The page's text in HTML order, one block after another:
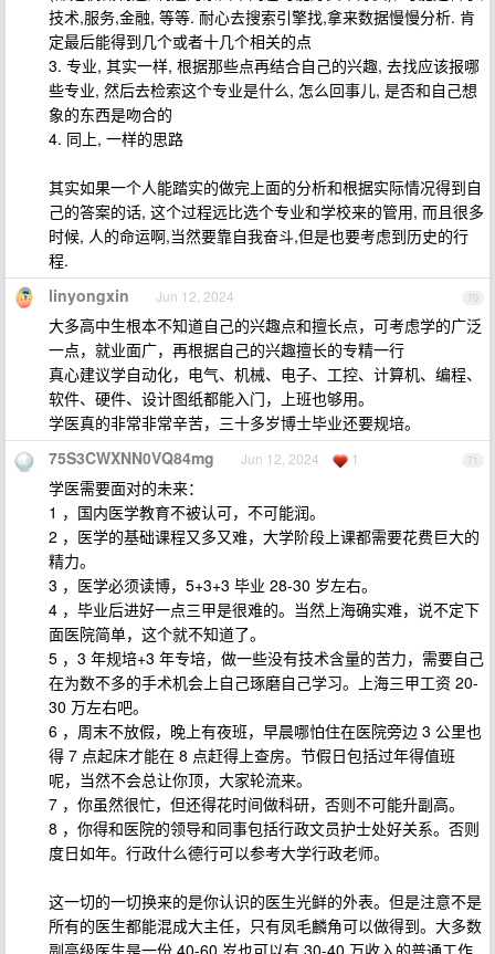
技术,服务,金融, 等等. 耐心去搜索引擎找,拿来数据慢慢分析. 肯
定最后能得到几个或者十几个相关的点
3. 专业, 其实一样, 根据那些点再结合自己的兴趣, 去找应该报哪
些专业, 然后去检索这个专业是什么, 怎么回事儿, 是否和自己想
象的东西是吻合的
4. 同上, 一样的思路
其实如果一个人能踏实的做完上面的分析和根据实际情况得到自
己的答案的话, 这个过程远比选个专业和学校来的管用, 而且很多
时候, 人的命运啊,当然要靠自我奋斗,但是也要考虑到历史的行
程.
70
linyongxin Jun 12, 2024
大多高中生根本不知道自己的兴趣点和擅长点，可考虑学的广泛
一点，就业面广，再根据自己的兴趣擅长的专精一行
真心建议学自动化，电气、机械、电子、工控、计算机、编程、
软件、硬件、设计图纸都能入门，上班也够用。
学医真的非常非常辛苦，三十多岁博士毕业还要规培。
71
75S3CWXNN0VQ84mg Jun 12, 2024 1
学医需要面对的未来：
1 ，国内医学教育不被认可，不可能润。
2 ，医学的基础课程又多又难，大学阶段上课都需要花费巨大的
精力。
3 ，医学必须读博，5+3+3 毕业 28-30 岁左右。
4 ，毕业后进好一点三甲是很难的。当然上海确实难，说不定下
面医院简单，这个就不知道了。
5 ，3 年规培+3 年专培，做一些没有技术含量的苦力，需要自己
在为数不多的手术机会上自己琢磨自己学习。上海三甲工资 20-
30 万左右吧。
6 ，周末不放假，晚上有夜班，早晨哪怕住在医院旁边 3 公里也
得 7 点起床才能在 8 点赶得上查房。节假日包括过年得值班
呢，当然不会总让你顶，大家轮流来。
7 ，你虽然很忙，但还得花时间做科研，否则不可能升副高。
8 ，你得和医院的领导和同事包括行政文员护士处好关系。否则
度日如年。行政什么德行可以参考大学行政老师。
这一切的一切换来的是你认识的医生光鲜的外表。但是注意不是
所有的医生都能混成大主任，只有凤毛麟角可以做得到。大多数
副高级医生是一份 40-60 岁也可以有 30-40 万收入的普通工作